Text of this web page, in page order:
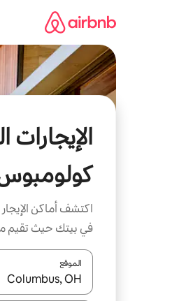
اكتشف أماكن
في بيتك حيث تقيم
الموقع
عند توفر النتائج،